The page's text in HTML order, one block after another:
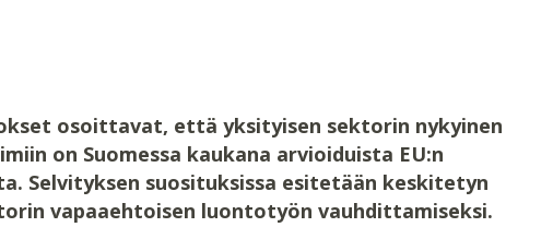
osoittavat, että yksityisen sektorin nykyinen
on Suomessa kaukana arvioiduista EU:n
Selvityksen suosituksissa esitetään keskitetyn
vapaaehtoisen luontotyön vauhdittamiseksi.